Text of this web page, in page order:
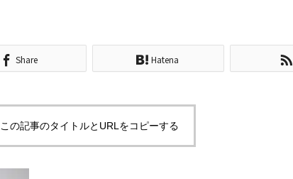
セールスイネーブ
ルメント
カスタマーサクセ
ス
化施策
Share Hatena
この記事のタイトルとURLをコピーする